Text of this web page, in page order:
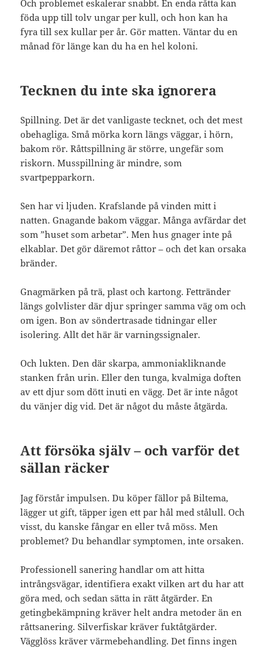
Och problemet eskalerar snabbt. En enda råtta kan
föda upp till tolv ungar per kull, och hon kan ha
fyra till sex kullar per år. Gör matten. Väntar du en
månad för länge kan du ha en hel koloni.
Tecknen du inte ska ignorera
Spillning. Det är det vanligaste tecknet, och det mest
obehagliga. Små mörka korn längs väggar, i hörn,
bakom rör. Råttspillning är större, ungefär som
riskorn. Musspillning är mindre, som
svartpepparkorn.
Sen har vi ljuden. Krafslande på vinden mitt i
natten. Gnagande bakom väggar. Många avfärdar det
som ”huset som arbetar”. Men hus gnager inte på
elkablar. Det gör däremot råttor – och det kan orsaka
bränder.
Gnagmärken på trä, plast och kartong. Fettränder
längs golvlister där djur springer samma väg om och
om igen. Bon av söndertrasade tidningar eller
isolering. Allt det här är varningssignaler.
Och lukten. Den där skarpa, ammoniakliknande
stanken från urin. Eller den tunga, kvalmiga doften
av ett djur som dött inuti en vägg. Det är inte något
du vänjer dig vid. Det är något du måste åtgärda.
Att försöka själv – och varför det
sällan räcker
Jag förstår impulsen. Du köper fällor på Biltema,
lägger ut gift, täpper igen ett par hål med stålull. Och
visst, du kanske fångar en eller två möss. Men
problemet? Du behandlar symptomen, inte orsaken.
Professionell sanering handlar om att hitta
intrångsvägar, identifiera exakt vilken art du har att
göra med, och sedan sätta in rätt åtgärder. En
getingbekämpning kräver helt andra metoder än en
råttsanering. Silverfiskar kräver fuktåtgärder.
Vägglöss kräver värmebehandling. Det finns ingen